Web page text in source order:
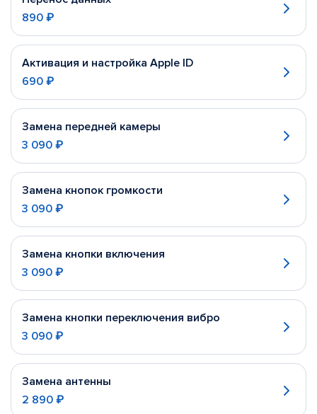
890 ₽
Активация и настройка Apple ID
690 ₽
Замена передней камеры
3 090 ₽
Замена кнопок громкости
3 090 ₽
Замена кнопки включения
3 090 ₽
Замена кнопки переключения вибро
3 090 ₽
Замена антенны
2 890 ₽